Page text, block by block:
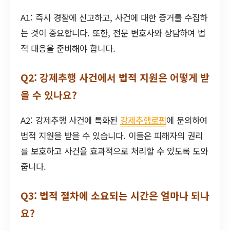
A1: 즉시 경찰에 신고하고, 사건에 대한 증거를 수집하
는 것이 중요합니다. 또한, 전문 변호사와 상담하여 법
적 대응을 준비해야 합니다.
Q2: 강제추행 사건에서 법적 지원은 어떻게 받
을 수 있나요?
A2: 강제추행 사건에 특화된 강제추행로펌에 문의하여
법적 지원을 받을 수 있습니다. 이들은 피해자의 권리
를 보호하고 사건을 효과적으로 처리할 수 있도록 도와
줍니다.
Q3: 법적 절차에 소요되는 시간은 얼마나 되나
요?